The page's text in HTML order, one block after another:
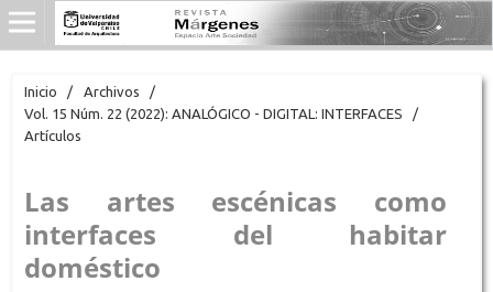
Inicio / Archivos
/
Vol. 15 Núm. 22 (2022): ANALÓGICO - DIGITAL: INTERFACES
/
Artículos
Las artes escénicas como
interfaces del habitar
doméstico